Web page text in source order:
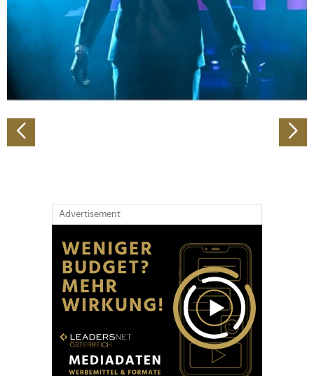
Abschnitt Einzelheiten
Wir verwenden Cookies, um Inhalte und Anzeigen zu
personalisieren, Funktionen für soziale Medien anbieten
zu können und die Zugriffe auf unsere Website zu
analysieren. Außerdem geben wir Informationen zu Ihrer
soziale Medien, Werbung und Analysen weiter. Unsere
Partner führen diese Informationen möglicherweise mit
Advertisement